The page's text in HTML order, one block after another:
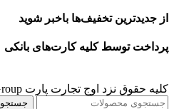
از جدیدترین تخفیف‌ها باخبر شوید
پرداخت توسط کلیه کارت‌های بانکی
کلیه حقوق نزد اوج تجارت پارت OTC Group محفوظ است.
جستجو